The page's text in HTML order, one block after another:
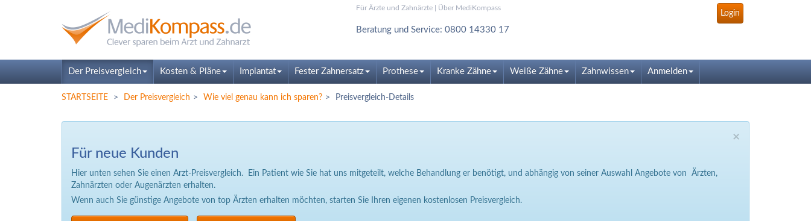
Für Ärzte und Zahnärzte| Über MediKompass
Login
Beratung und Service: 0800 14330 17
Der Preisvergleich Kosten & Pläne Implantat Fester Zahnersatz Prothese Kranke Zähne Weiße Zähne Zahnwissen Anmelden
STARTSEITE Der Preisvergleich Wie viel genau kann ich sparen? Preisvergleich-Details
×
Für neue Kunden
Hier unten sehen Sie einen Arzt-Preisvergleich. Ein Patient wie Sie hat uns mitgeteilt, welche Behandlung er benötigt, und abhängig von seiner Auswahl Angebote von Ärzten,
Zahnärzten oder Augenärzten erhalten.
Wenn auch Sie günstige Angebote von top Ärzten erhalten möchten, starten Sie Ihren eigenen kostenlosen Preisvergleich.